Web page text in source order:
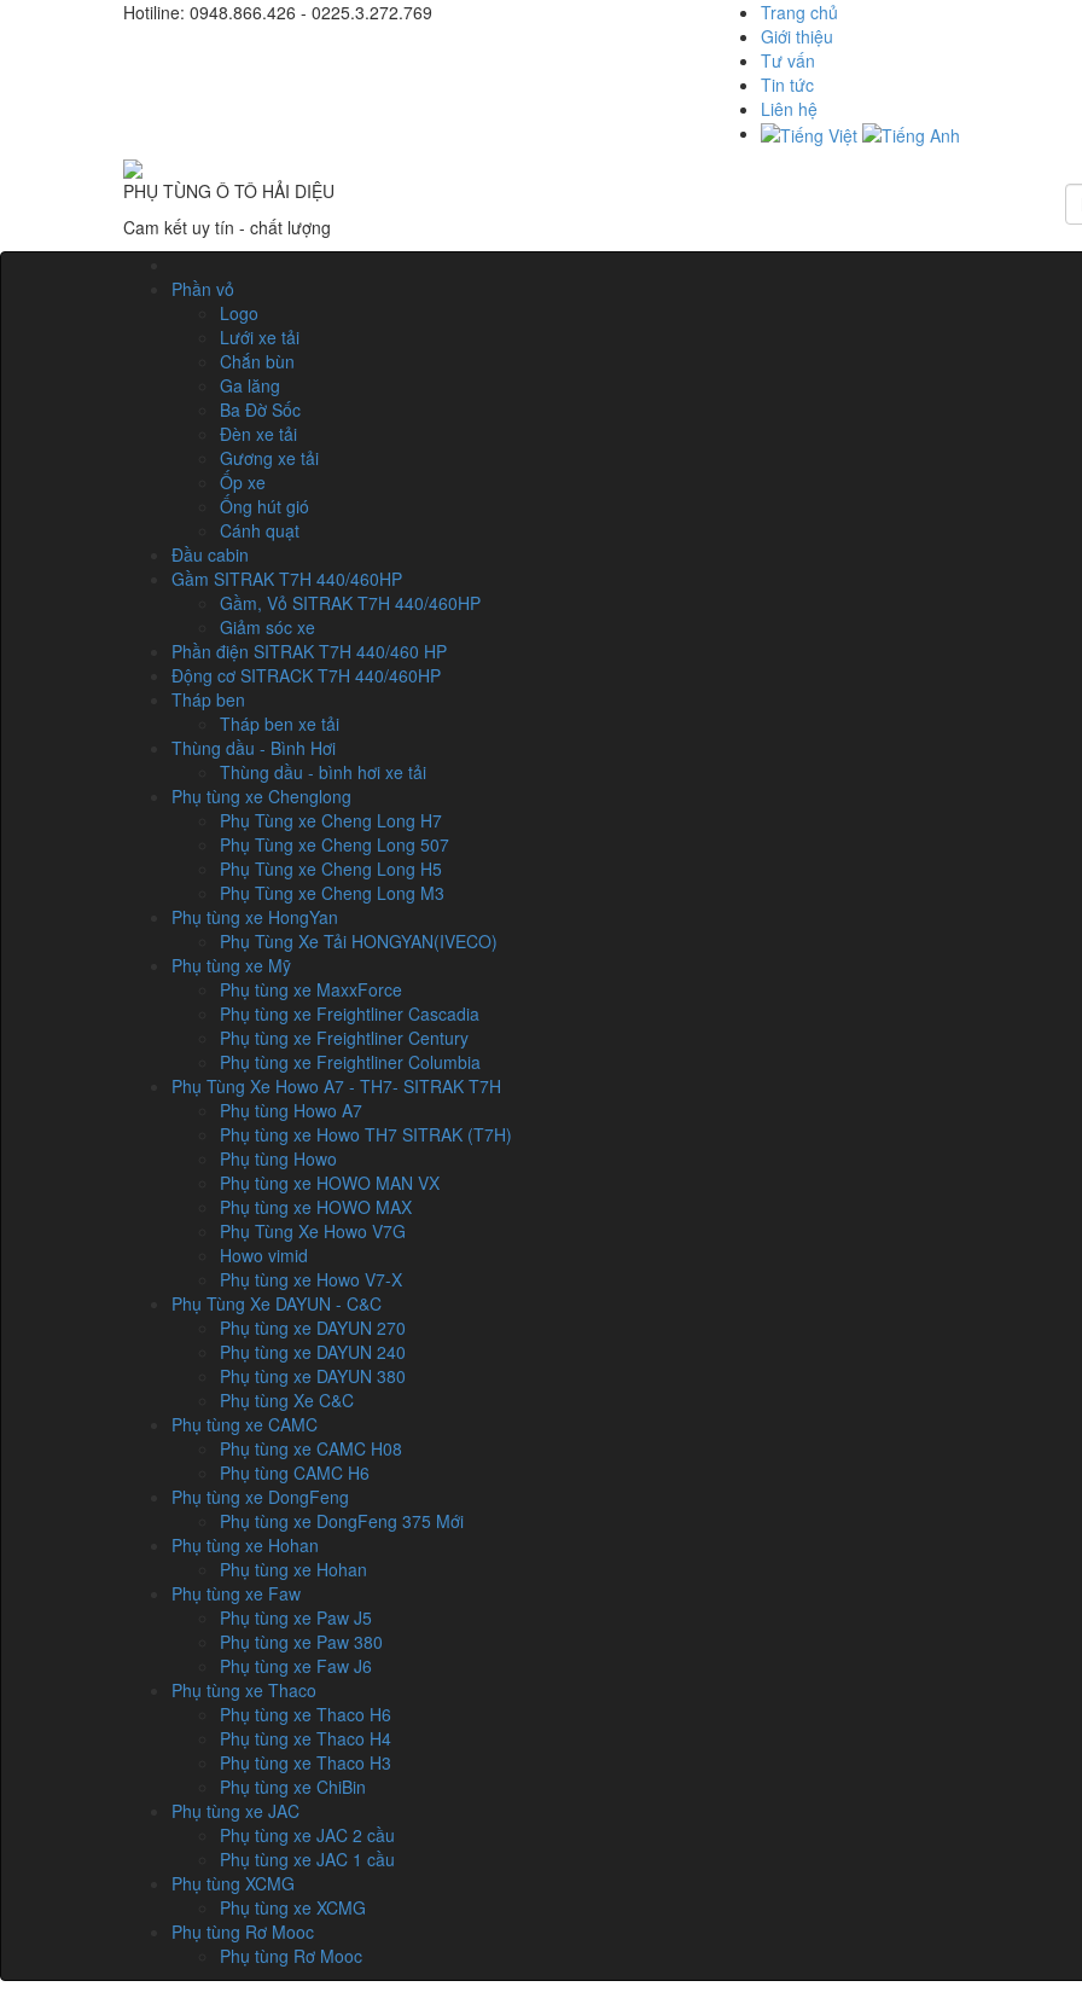
Hotiline: 0948.866.426 - 0225.3.272.769
Trang chủ
Giới thiệu
Tư vấn
Tin tức
Liên hệ
PHỤ TÙNG Ô TÔ HẢI DIỆU
Cam kết uy tín - chất lượng
Phần vỏ
Logo
Lưới xe tải
Chắn bùn
Ga lăng
Ba Đờ Sốc
Đèn xe tải
Gương xe tải
Ốp xe
Ống hút gió
Cánh quạt
Đầu cabin
Gầm SITRAK T7H 440/460HP
Gầm, Vỏ SITRAK T7H 440/460HP
Giảm sóc xe
Phần điện SITRAK T7H 440/460 HP
Động cơ SITRACK T7H 440/460HP
Tháp ben
Tháp ben xe tải
Thùng dầu - Bình Hơi
Thùng dầu - bình hơi xe tải
Phụ tùng xe Chenglong
Phụ Tùng xe Cheng Long H7
Phụ Tùng xe Cheng Long 507
Phụ Tùng xe Cheng Long H5
Phụ Tùng xe Cheng Long M3
Phụ tùng xe HongYan
Phụ Tùng Xe Tải HONGYAN(IVECO)
Phụ tùng xe Mỹ
Phụ tùng xe MaxxForce
Phụ tùng xe Freightliner Cascadia
Phụ tùng xe Freightliner Century
Phụ tùng xe Freightliner Columbia
Phụ Tùng Xe Howo A7 - TH7- SITRAK T7H
Phụ tùng Howo A7
Phụ tùng xe Howo TH7 SITRAK (T7H)
Phụ tùng Howo
Phụ tùng xe HOWO MAN VX
Phụ tùng xe HOWO MAX
Phụ Tùng Xe Howo V7G
Howo vimid
Phụ tùng xe Howo V7-X
Phụ Tùng Xe DAYUN - C&C
Phụ tùng xe DAYUN 270
Phụ tùng xe DAYUN 240
Phụ tùng xe DAYUN 380
Phụ tùng Xe C&C
Phụ tùng xe CAMC
Phụ tùng xe CAMC H08
Phụ tùng CAMC H6
Phụ tùng xe DongFeng
Phụ tùng xe DongFeng 375 Mới
Phụ tùng xe Hohan
Phụ tùng xe Hohan
Phụ tùng xe Faw
Phụ tùng xe Paw J5
Phụ tùng xe Paw 380
Phụ tùng xe Faw J6
Phụ tùng xe Thaco
Phụ tùng xe Thaco H6
Phụ tùng xe Thaco H4
Phụ tùng xe Thaco H3
Phụ tùng xe ChiBin
Phụ tùng xe JAC
Phụ tùng xe JAC 2 cầu
Phụ tùng xe JAC 1 cầu
Phụ tùng XCMG
Phụ tùng xe XCMG
Phụ tùng Rơ Mooc
Phụ tùng Rơ Mooc